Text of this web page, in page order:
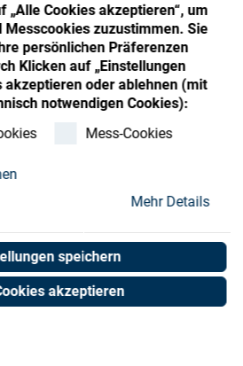
„Alle Cookies akzeptieren“, um
Messcookies zuzustimmen. Sie
persönlichen Präferenzen
Klicken auf „Einstellungen
akzeptieren oder ablehnen (mit
notwendigen Cookies):
Mess-Cookies
Mehr Details
speichern
akzeptieren
CHILLER
MULTIVOLT